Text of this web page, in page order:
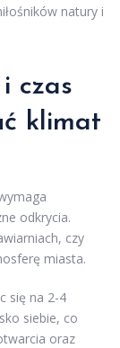
natury i
czas
klimat
odkrycia.
czy
miasta.
się na 2-4
siebie, co
oraz